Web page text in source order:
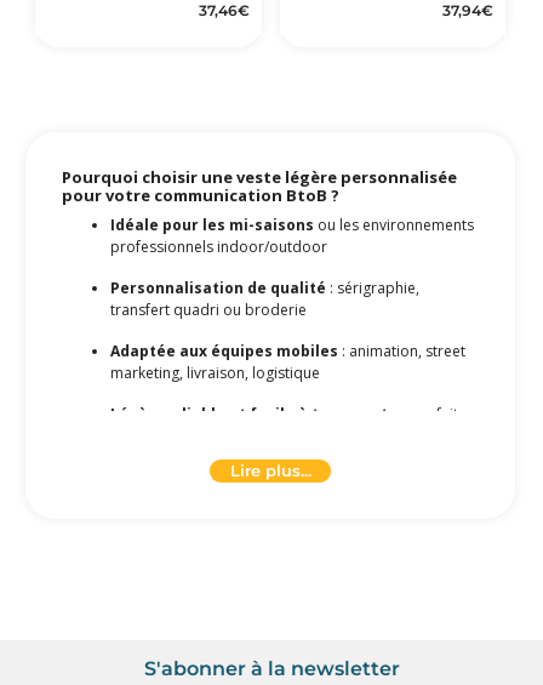
37,46€
37,94€
Pourquoi choisir une veste légère personnalisée
pour votre communication BtoB ?
Idéale pour les mi-saisons ou les environnements
professionnels indoor/outdoor
Personnalisation de qualité : sérigraphie,
transfert quadri ou broderie
Adaptée aux équipes mobiles : animation, street
marketing, livraison, logistique
Légère, pliable et facile à transporter
, parfaite
Coût attractif, excellent choix pour les grandes
Lire plus...
S'abonner à la newsletter